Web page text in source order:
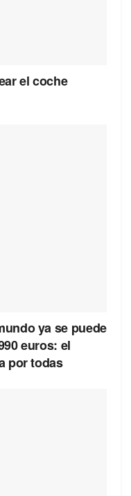
el coche
ya se puede
euros: el
por todas